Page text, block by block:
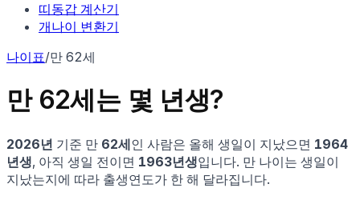
띠동갑 계산기
개나이 변환기
나이표/만 62세
만 62세는 몇 년생?
2026년 기준 만 62세인 사람은 올해 생일이 지났으면 1964
년생, 아직 생일 전이면 1963년생입니다. 만 나이는 생일이
지났는지에 따라 출생연도가 한 해 달라집니다.